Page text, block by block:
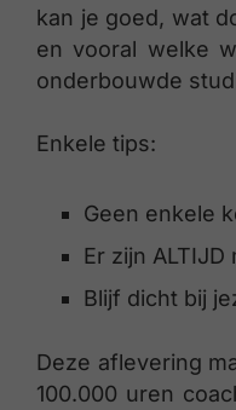
kan je goed, wat
en vooral welke
onderbouwde
Enkele tips:
Geen enkele
Er zijn
Blijf dicht bij
Deze aflevering
100.000 uren